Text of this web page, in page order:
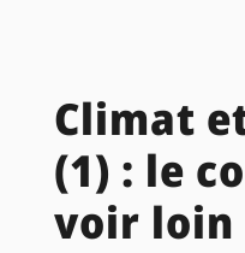
Climat
(1) : le
voir loin